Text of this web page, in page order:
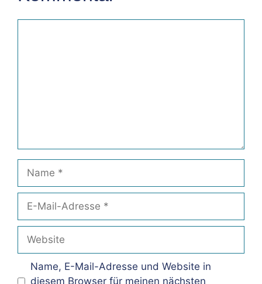
Mail-
Adresse
Name, E-Mail-Adresse und Website in
diesem Browser für meinen nächsten